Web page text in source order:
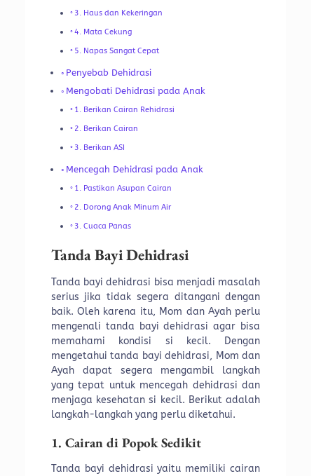
3. Haus dan Kekeringan
4. Mata Cekung
5. Napas Sangat Cepat
Penyebab Dehidrasi
Mengobati Dehidrasi pada Anak
1. Berikan Cairan Rehidrasi
2. Berikan Cairan
3. Berikan ASI
Mencegah Dehidrasi pada Anak
1. Pastikan Asupan Cairan
2. Dorong Anak Minum Air
3. Cuaca Panas
Tanda Bayi Dehidrasi
Tanda bayi dehidrasi bisa menjadi masalah
serius jika tidak segera ditangani dengan
baik. Oleh karena itu, Mom dan Ayah perlu
mengenali tanda bayi dehidrasi agar bisa
memahami kondisi si kecil. Dengan
mengetahui tanda bayi dehidrasi, Mom dan
Ayah dapat segera mengambil langkah
yang tepat untuk mencegah dehidrasi dan
menjaga kesehatan si kecil. Berikut adalah
langkah-langkah yang perlu diketahui.
1. Cairan di Popok Sedikit
Tanda bayi dehidrasi yaitu memiliki cairan